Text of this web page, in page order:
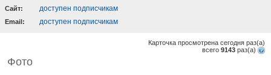
Cайт: доступен подписчикам
Email: доступен подписчикам
Карточка просмотрена сегодня раз(a)
всего 9143 раз(a)
Фото